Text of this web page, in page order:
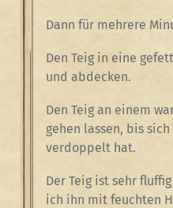
Dann für mehrere
Den Teig in eine
und abdecken.
Den Teig an einem
gehen lassen, bis
verdoppelt hat.
Der Teig ist sehr
ich ihn mit feuchten